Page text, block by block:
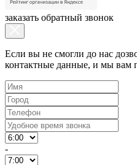
заказать обратный звонок
Если вы не смогли до нас
контактные данные, и мы вам
-